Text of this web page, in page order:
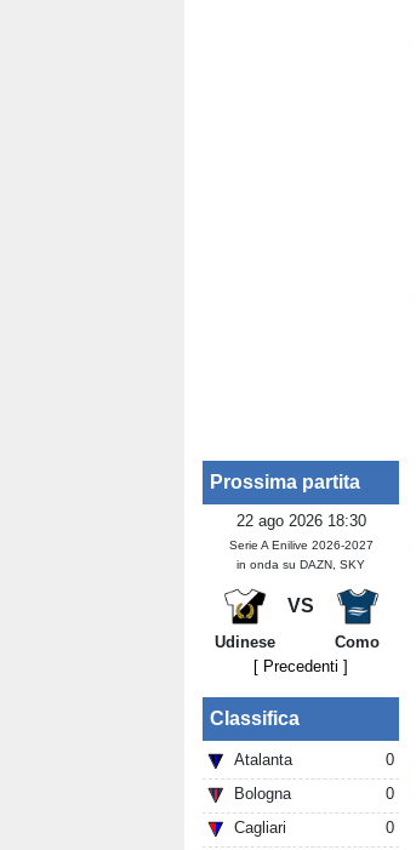
Prossima partita
22 ago 2026 18:30
Serie A Enilive 2026-2027
in onda su DAZN, SKY
VS
Udinese
Como
[ Precedenti ]
Classifica
Atalanta
0
Bologna
0
Cagliari
0